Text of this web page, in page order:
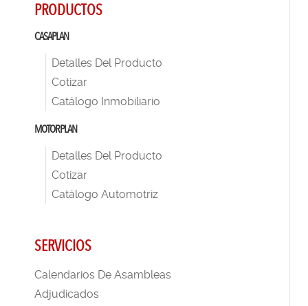
PRODUCTOS
CASAPLAN
Detalles Del Producto
Cotizar
Catálogo Inmobiliario
MOTORPLAN
Detalles Del Producto
Cotizar
Catálogo Automotriz
SERVICIOS
Calendarios De Asambleas
Adjudicados